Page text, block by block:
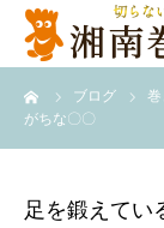
ブログ
がちな〇〇
足を鍛えてい
代表ご挨拶